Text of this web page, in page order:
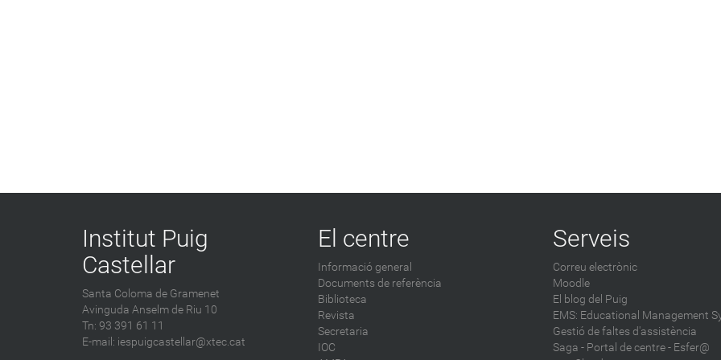
Institut Puig
Castellar
Santa Coloma de Gramenet
Avinguda Anselm de Riu 10
Tn: 93 391 61 11
E-mail: iespuigcastellar@xtec.cat
El centre
Informació general
Documents de referència
Biblioteca
Revista
Secretaria
IOC
Serveis
Correu electrònic
Moodle
El blog del Puig
EMS: Educational Management
Gestió de faltes d'assistència
Saga - Portal de centre - Esfer@